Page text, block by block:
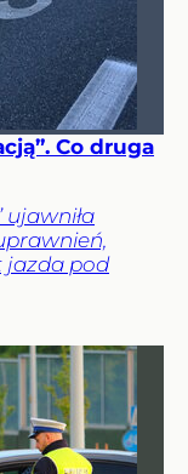
Co druga
ujawniła
jazda pod